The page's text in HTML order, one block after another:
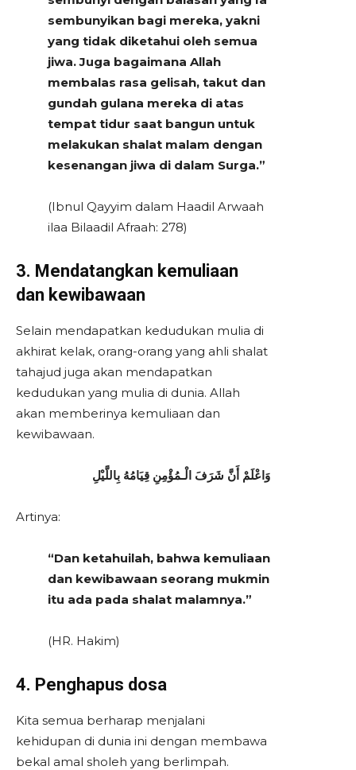
sembunyikan bagi mereka, yakni
yang tidak diketahui oleh semua
jiwa. Juga bagaimana Allah
membalas rasa gelisah, takut dan
gundah gulana mereka di atas
tempat tidur saat bangun untuk
melakukan shalat malam dengan
kesenangan jiwa di dalam Surga.”
(Ibnul Qayyim dalam Haadil Arwaah
ilaa Bilaadil Afraah: 278)
3. Mendatangkan kemuliaan
dan kewibawaan
Selain mendapatkan kedudukan mulia di
akhirat kelak, orang-orang yang ahli shalat
tahajud juga akan mendapatkan
kedudukan yang mulia di dunia. Allah
akan memberinya kemuliaan dan
kewibawaan.
وَاعْلَمْ أَنَّ شَرَفَ الْـمُؤْمِنِ قِيَامُهُ بِاللَّيْلِ
Artinya:
“Dan ketahuilah, bahwa kemuliaan
dan kewibawaan seorang mukmin
itu ada pada shalat malamnya.”
(HR. Hakim)
4. Penghapus dosa
Kita semua berharap menjalani
kehidupan di dunia ini dengan membawa
bekal amal sholeh yang berlimpah.